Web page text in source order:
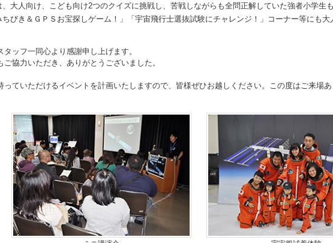
、大人向け、こども向け2つのクイズに挑戦し、苦戦しながらも全問正解していた強者小学生
びき＆ＧＰＳお宝探しゲーム！」「宇宙飛行士選抜試験にチャレンジ！」コーナー等にも
ッフ一同心より感謝申し上げます。
協力いただき、ありがとうございました。
っていただけるイベントを計画いたしますので、皆様ぜひお越しください。この度はご来場